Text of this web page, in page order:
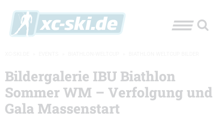
Bildergalerie IBU Biathlon
Sommer WM – Verfolgung und
Gala Massenstart